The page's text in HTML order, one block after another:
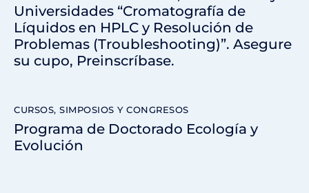
Universidades “Cromatografía de
Líquidos en HPLC y Resolución de
Problemas (Troubleshooting)”. Asegure
su cupo, Preinscríbase.
CURSOS, SIMPOSIOS Y CONGRESOS
Programa de Doctorado Ecología y
Evolución